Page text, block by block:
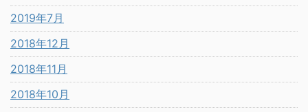
2019年7月
2018年12月
2018年11月
2018年10月